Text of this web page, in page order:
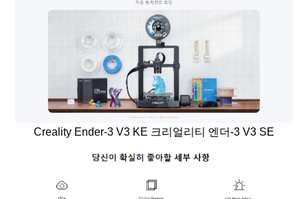
Creality Ender-3 V3 KE 크리얼리티 엔더-3 V3 SE